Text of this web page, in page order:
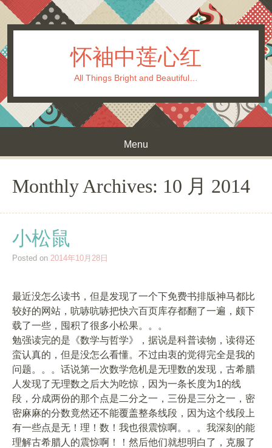
怀袖中莲心红
All Things Bright and Beautiful…
Menu
Monthly Archives: 10 月 2014
小松鼠
Posted on 2014年10月28日
最近没怎么读书，但是发现了一个下免费书排版神马都比
较好的网站，吭哧吭哧把快六百页库存都翻了一遍，颇下
载了一些，囤积了很多小松果。。。
勉强读完的是《数学与哲学》，据说是科普读物，读得还
蛮认真的，但是没怎么看懂。不过由衷的觉得完全是我的
问题。。。话说第一次数学危机是无理数的发现，古希腊
人发现了无理数之后大为吃惊，因为一条长度为1的线
段，分成两份的那个点是二分之一，三份是三分之一，密
密麻麻的分数竟然还不能覆盖整条线段，因为这个线段上
有一些点是无！理！数！我也很震惊啊。。。我深刻的能
理解古希腊人的震惊啊！！然后他们就想明白了，克服了